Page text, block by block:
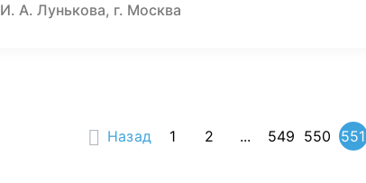
И. А. Лунькова, г. Москва
Назад 1 2 ... 549 550 551